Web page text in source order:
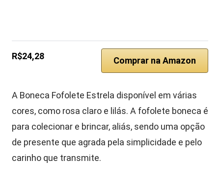
R$24,28 Comprar na Amazon
A Boneca Fofolete Estrela disponível em várias
cores, como rosa claro e lilás. A fofolete boneca é
para colecionar e brincar, aliás, sendo uma opção
de presente que agrada pela simplicidade e pelo
carinho que transmite.